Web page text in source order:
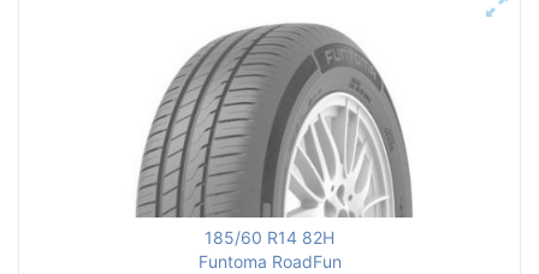
185/60 R14 82H
Funtoma RoadFun